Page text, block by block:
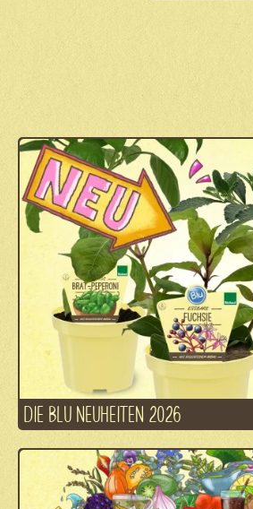
DIE BLU NEUHEITEN 2026